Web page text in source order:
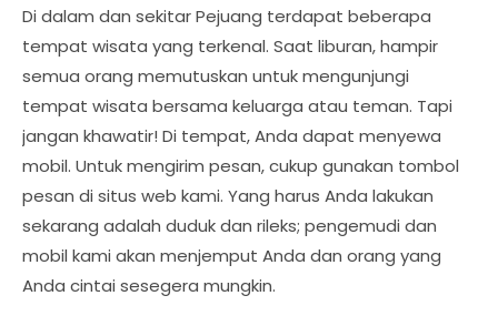
Di dalam dan sekitar Pejuang terdapat beberapa
tempat wisata yang terkenal. Saat liburan, hampir
semua orang memutuskan untuk mengunjungi
tempat wisata bersama keluarga atau teman. Tapi
jangan khawatir! Di tempat, Anda dapat menyewa
mobil. Untuk mengirim pesan, cukup gunakan tombol
pesan di situs web kami. Yang harus Anda lakukan
sekarang adalah duduk dan rileks; pengemudi dan
mobil kami akan menjemput Anda dan orang yang
Anda cintai sesegera mungkin.